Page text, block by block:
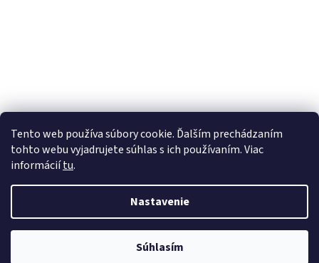
Tento web používa súbory cookie. Ďalším prechádzaním
tohto webu vyjadrujete súhlas s ich používaním. Viac
informáciítu.
Nastavenie
Súhlasím
Vytvoril Shoptet
123Lekáreň. Všetky práva vyhradené.